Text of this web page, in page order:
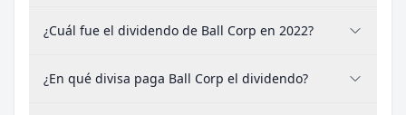
¿Cuál fue el dividendo de Ball Corp en 2022?
¿En qué divisa paga Ball Corp el dividendo?